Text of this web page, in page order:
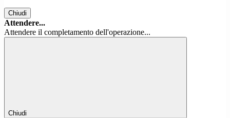
Chiudi
Attendere...
Attendere il completamento dell'operazione...
Chiudi